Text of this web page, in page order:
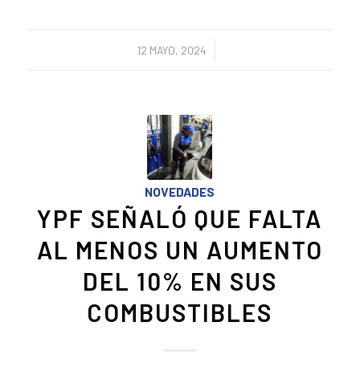
12 MAYO, 2024
/
NOVEDADES
YPF SEÑALÓ QUE FALTA
AL MENOS UN AUMENTO
DEL 10% EN SUS
COMBUSTIBLES